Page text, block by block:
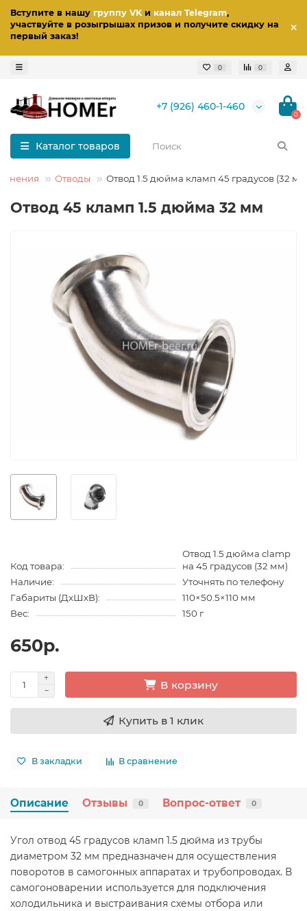
Вступите в нашу группу VKи канал Telegram,
участвуйте в розыгрышах призов и получите скидку на
первый заказ!
0 0
+7 (926) 460-1-460
0
Каталог товаров
Отводы Отвод 1.5 дюйма кламп 45 градусов (32
Отвод 45 кламп 1.5 дюйма 32 мм
Код товара:
Отвод 1.5 дюйма clamp
на 45 градусов (32 мм)
Наличие:
Уточнять по телефону
Габариты (ДхШхВ):
110×50.5×110 мм
Вес:
150 г
650р.
В корзину
Купить в 1 клик
В закладки В сравнение
Описание Отзывы 0 Вопрос-ответ 0
Угол отвод 45 градусов кламп 1.5 дюйма из трубы
диаметром 32 мм предназначен для осуществления
поворотов в самогонных аппаратах и трубопроводах. В
самогоноварении используется для подключения
холодильника и выстраивания схемы отбора или